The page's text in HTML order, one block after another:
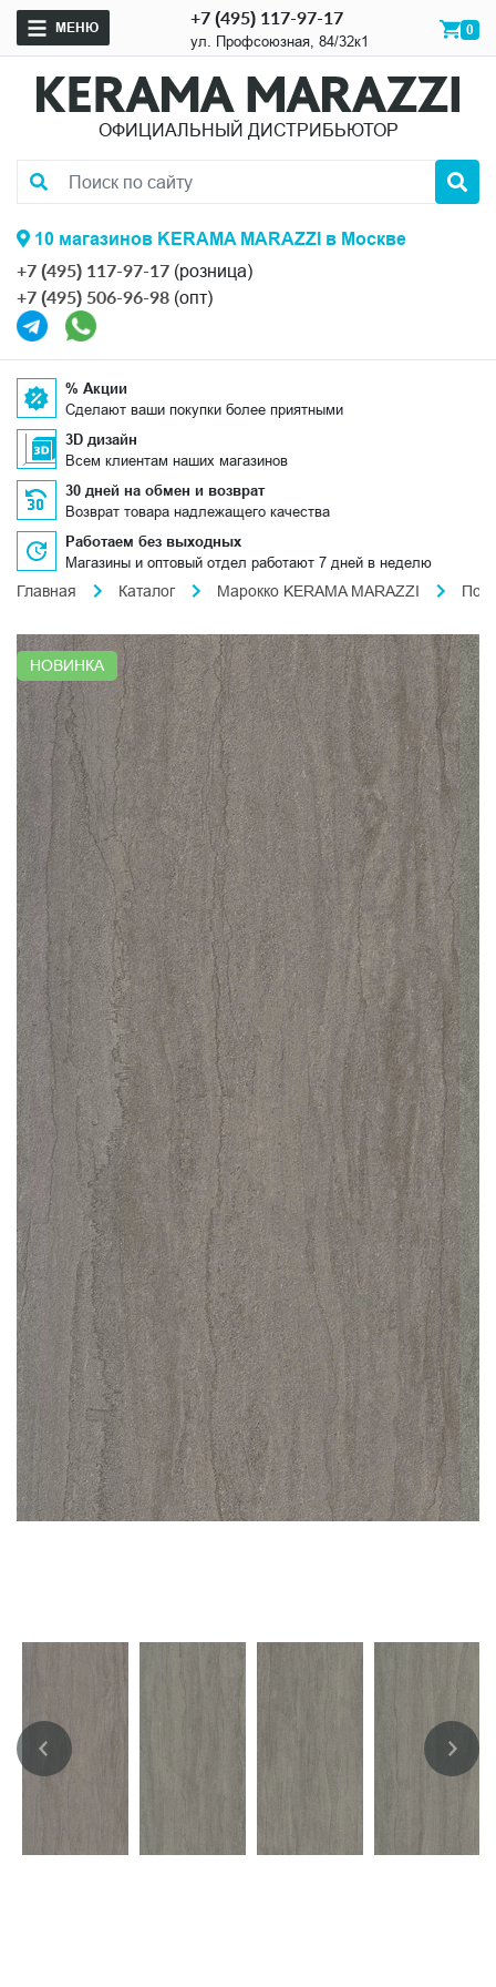
МЕНЮ +7 (495) 117-97-17
ул. Профсоюзная, 84/32к1
0
ОФИЦИАЛЬНЫЙ ДИСТРИБЬЮТОР
10 магазинов KERAMA MARAZZI в Москве
+7 (495) 117-97-17 (розница)
+7 (495) 506-96-98 (опт)
% Акции
Сделают ваши покупки более приятными
3D дизайн
Всем клиентам наших магазинов
30 дней на обмен и возврат
Возврат товара надлежащего качества
Работаем без выходных
Магазины и оптовый отдел работают 7 дней в неделю
Главная
Каталог Марокко KERAMA MARAZZI
НОВИНКА